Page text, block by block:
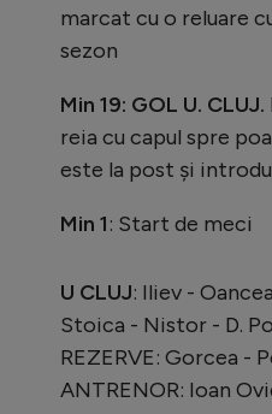
marcat cu o reluare
sezon
Min 19: GOL U. CLUJ.
reia cu capul spre
este la post și
Min 1: Start de meci
U CLUJ: Iliev -
Stoica - Nistor - D.
REZERVE: Gorcea -
ANTRENOR: Ioan